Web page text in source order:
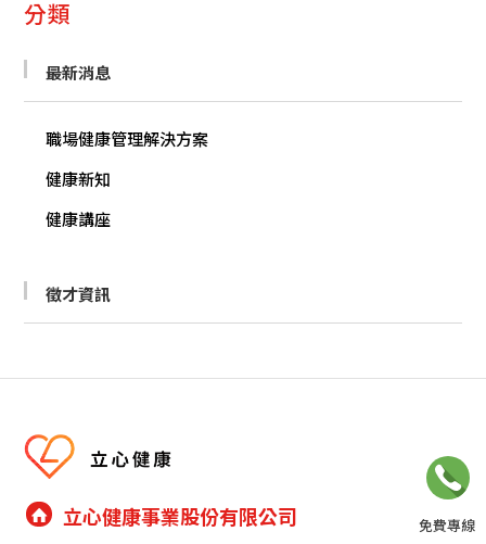
免費專線
分類
最新消息
職場健康管理解決方案
健康新知
健康講座
徵才資訊
立心健康事業股份有限公司